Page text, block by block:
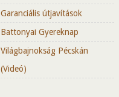
Garanciális útjavítások
Battonyai Gyereknap
Világbajnokság Pécskán
(Videó)